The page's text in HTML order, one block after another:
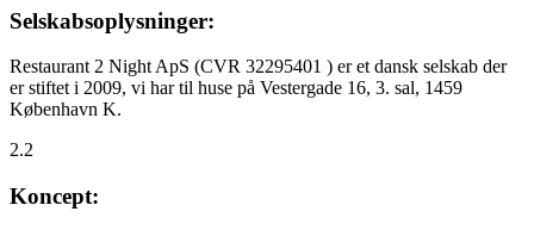
Selskabsoplysninger:
Restaurant 2 Night ApS (CVR 32295401 ) er et dansk selskab der
er stiftet i 2009, vi har til huse på Vestergade 16, 3. sal, 1459
København K.
2.2
Koncept: